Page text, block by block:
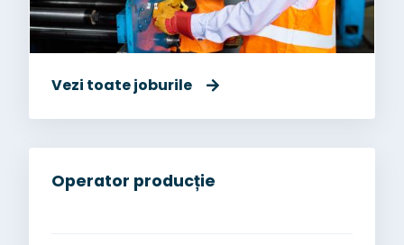
Vezi toate joburile
Operator producție